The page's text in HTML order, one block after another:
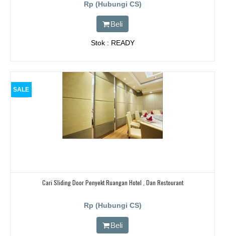
Rp (Hubungi CS)
Beli
Stok : READY
SALE
Cari Sliding Door Penyekt Ruangan Hotel , Dan Restourant
Rp (Hubungi CS)
Beli